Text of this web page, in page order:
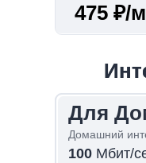
475 ₽/
Для
Домашний
200 Мбит/
Для
Домашний
100 Мбит/